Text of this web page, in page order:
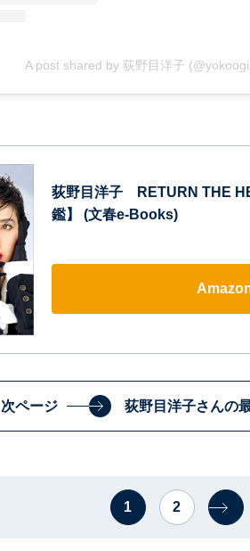
A post shared by 荻野目洋子
荻野目洋子 RETURN THE
鑑】 (文春e-Books)
次ページ 荻野目洋子さんの
1 2